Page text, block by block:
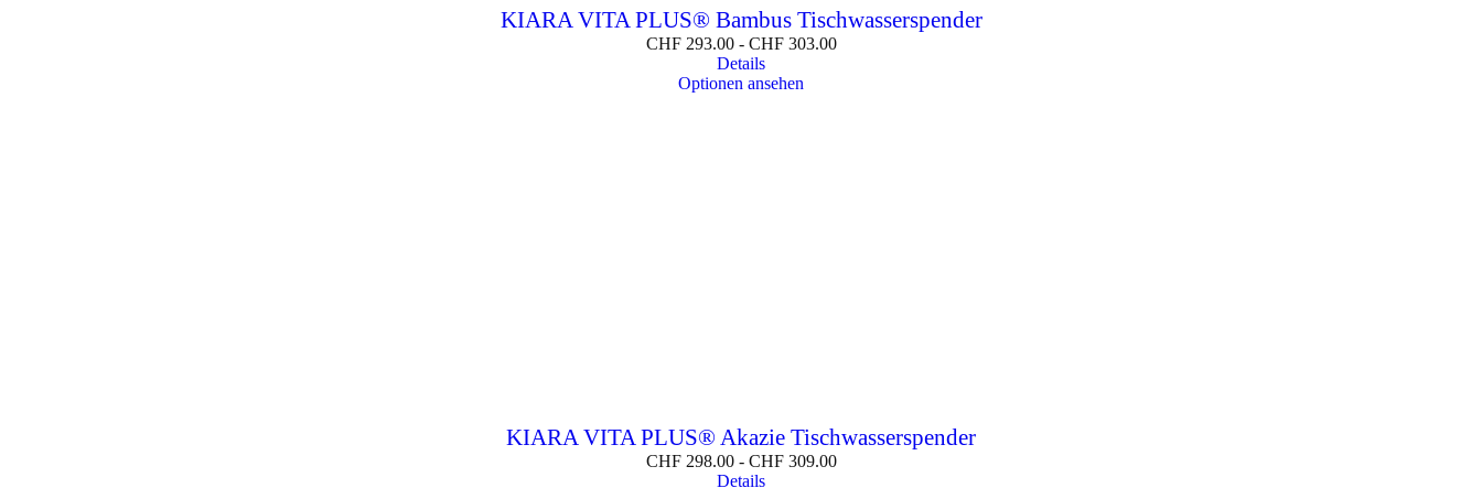
KIARA VITA PLUS® Bambus Tischwasserspender
CHF293.00 - CHF303.00
Details
Optionen ansehen
KIARA VITA PLUS® Akazie Tischwasserspender
CHF298.00 - CHF309.00
Details